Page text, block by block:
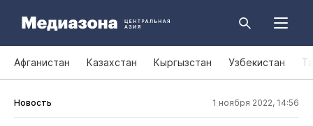
Афганистан Казахстан Кыргызстан Узбекистан
Новость 1 ноября 2022, 14:56